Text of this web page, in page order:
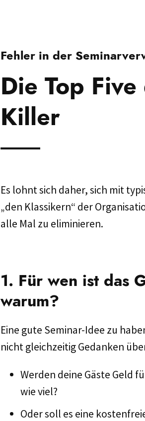
Fehler in der
Die Top
Killer
Es lohnt sich daher, sich mit
„den Klassikern“ der
alle Mal zu eliminieren.
1. Für wen ist das
warum?
Eine gute Seminar-Idee zu
nicht gleichzeitig Gedanken
Werden deine Gäste Geld
wie viel?
Oder soll es eine